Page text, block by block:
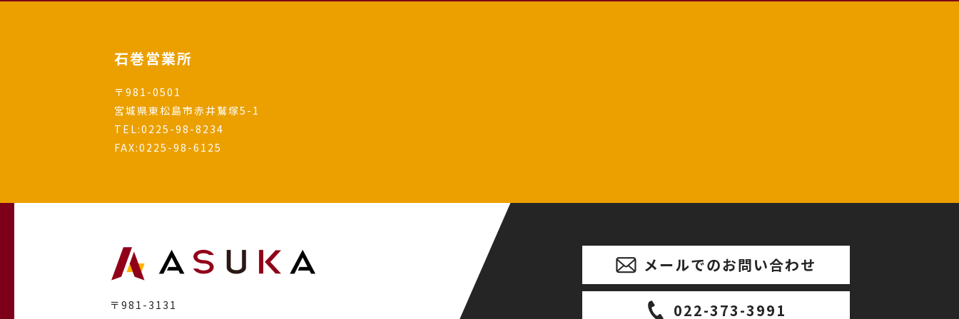
石巻営業所
〒981-0501
宮城県東松島市赤井鷲塚5-1
TEL:0225-98-8234
FAX:0225-98-6125
〒981-3131
メールでのお問い合わせ
022-373-3991